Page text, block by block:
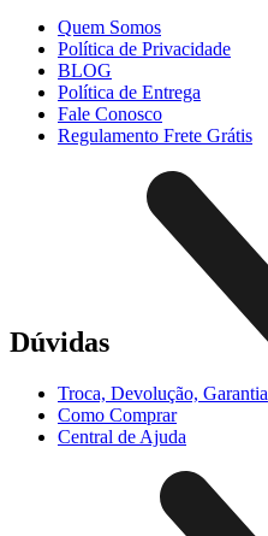
Quem Somos
Política de Privacidade
BLOG
Política de Entrega
Fale Conosco
Regulamento Frete Grátis
Dúvidas
Troca, Devolução, Garantia
Como Comprar
Central de Ajuda